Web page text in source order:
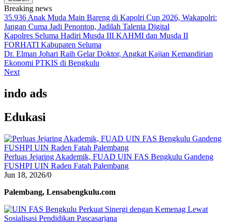
Breaking news
35.936 Anak Muda Main Bareng di Kapolri Cup 2026, Wakapolri:
Jangan Cuma Jadi Penonton, Jadilah Talenta Digital
Kapolres Seluma Hadiri Musda III KAHMI dan Musda II
FORHATI Kabupaten Seluma
Dr. Elman Johari Raih Gelar Doktor, Angkat Kajian Kemandirian
Ekonomi PTKIS di Bengkulu
Next
indo ads
Edukasi
Perluas Jejaring Akademik, FUAD UIN FAS Bengkulu Gandeng
FUSHPI UIN Raden Fatah Palembang
Jun 18, 2026/0
Palembang, Lensabengkulu.com